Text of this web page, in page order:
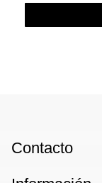
la
página
opciones
pueden
Contacto